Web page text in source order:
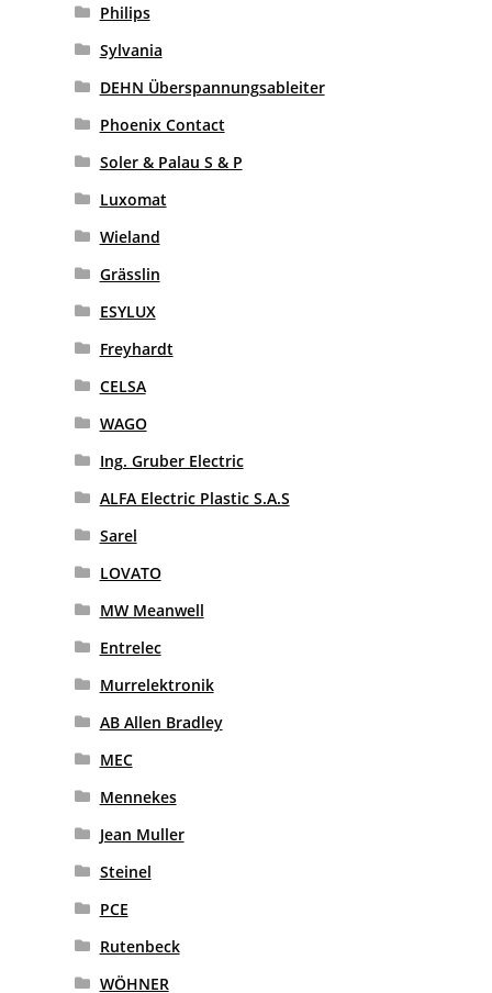
Philips
Sylvania
DEHN Überspannungsableiter
Phoenix Contact
Soler & Palau S & P
Luxomat
Wieland
Grässlin
ESYLUX
Freyhardt
CELSA
WAGO
Ing. Gruber Electric
ALFA Electric Plastic S.A.S
Sarel
LOVATO
MW Meanwell
Entrelec
Murrelektronik
AB Allen Bradley
MEC
Mennekes
Jean Muller
Steinel
PCE
Rutenbeck
WÖHNER